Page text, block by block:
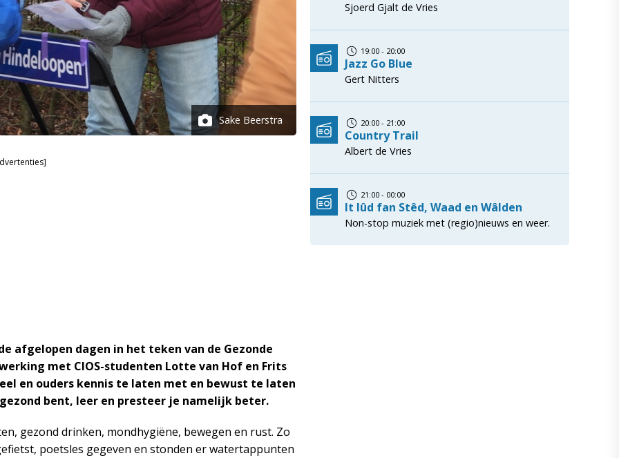
Sake Beerstra
afgelopen dagen in het teken van de Gezonde
met CIOS-studenten Lotte van Hof en Frits
en ouders kennis te laten met en bewust te laten
bent, leer en presteer je namelijk beter.
gezond drinken, mondhygiëne, bewegen en rust. Zo
poetsles gegeven en stonden er watertappunten
Sjoerd Gjalt de Vries
19:00 - 20:00
Jazz Go Blue
Gert Nitters
20:00 - 21:00
Country Trail
Albert de Vries
21:00 - 00:00
It lûd fan Stêd, Waad en Wâlden
Non-stop muziek met (regio)nieuws en weer.